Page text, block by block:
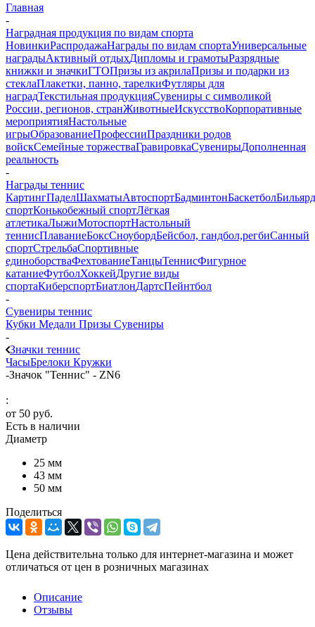
Главная
-
Наградная продукция по видам спорта
НовинкиРаспродажаНаграды по видам спортаУниверсальные
наградыАктивный отдыхДипломы и грамотыРазрядные
книжки и значкиГТОПризы из акрилаПризы и подарки из
стеклаПлакетки, панно, тарелкиФутляры для
наградТекстильная продукцияСувениры с символикой
России, регионов, странЖивотныеИскусствоКорпоративные
мероприятияНастольные
игрыОбразованиеПрофессииПраздники родов
войскСемейные торжестваГравировкаСувенирыДополненная
реальность
-
Награды теннис
КартингПаделШахматыАвтоспортБадминтонБаскетболБильярд
спортКонькобежный спортЛёгкая
атлетикаЛыжиМотоспортНастольный
теннисПлаваниеБоксСноубордБейсбол, гандбол,регбиСанный
спортСтрельбаСпортивные
единоборстваФехтованиеТанцыТеннисФигурное
катаниеФутболХоккейДругие виды
спортаКиберспортБиатлонДартсПейнтбол
-
Сувениры теннис
Кубки Медали Призы Сувениры
-
Значки теннис
ЧасыБрелоки Кружки
-Значок "Теннис" - ZN6
:
от 50 руб.
Есть в наличии
Диаметр
25 мм
43 мм
50 мм
Поделиться
Цена действительна только для интернет-магазина и может
отличаться от цен в розничных магазинах
Описание
Отзывы